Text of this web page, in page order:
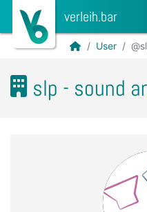
verleih.bar
User
slp - sound